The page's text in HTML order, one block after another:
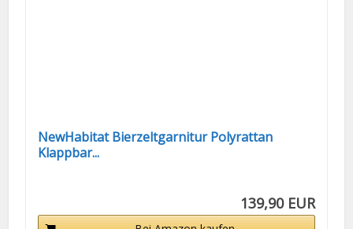
NewHabitat Bierzeltgarnitur Polyrattan
Klappbar...
139,90 EUR